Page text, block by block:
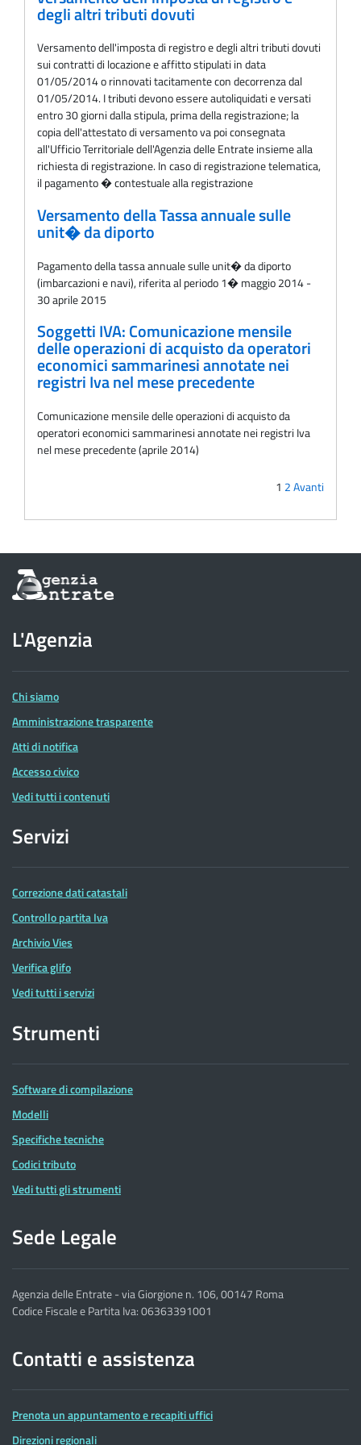
degli altri tributi dovuti
Versamento dell'imposta di registro e degli altri tributi dovuti
sui contratti di locazione e affitto stipulati in data
01/05/2014 o rinnovati tacitamente con decorrenza dal
01/05/2014. I tributi devono essere autoliquidati e versati
entro 30 giorni dalla stipula, prima della registrazione; la
copia dell'attestato di versamento va poi consegnata
all'Ufficio Territoriale dell'Agenzia delle Entrate insieme alla
richiesta di registrazione. In caso di registrazione telematica,
il pagamento � contestuale alla registrazione
Versamento della Tassa annuale sulle
unit� da diporto
Pagamento della tassa annuale sulle unit� da diporto
(imbarcazioni e navi), riferita al periodo 1� maggio 2014 -
30 aprile 2015
Soggetti IVA: Comunicazione mensile
delle operazioni di acquisto da operatori
economici sammarinesi annotate nei
registri Iva nel mese precedente
Comunicazione mensile delle operazioni di acquisto da
operatori economici sammarinesi annotate nei registri Iva
nel mese precedente (aprile 2014)
1 2Avanti
Informazioni
sul
dell'Agenzia
delle
Entrate
L'Agenzia
Chi siamo
Amministrazione trasparente
Atti di notifica
Accesso civico
Vedi tutti i contenuti
Servizi
Correzione dati catastali
Controllo partita Iva
Archivio Vies
Verifica glifo
Vedi tutti i servizi
Strumenti
Software di compilazione
Modelli
Specifiche tecniche
Codici tributo
Vedi tutti gli strumenti
Sede Legale
Agenzia delle Entrate - via Giorgione n. 106, 00147 Roma
Codice Fiscale e Partita Iva: 06363391001
Contatti e assistenza
Prenota un appuntamento e recapiti uffici
Direzioni regionali